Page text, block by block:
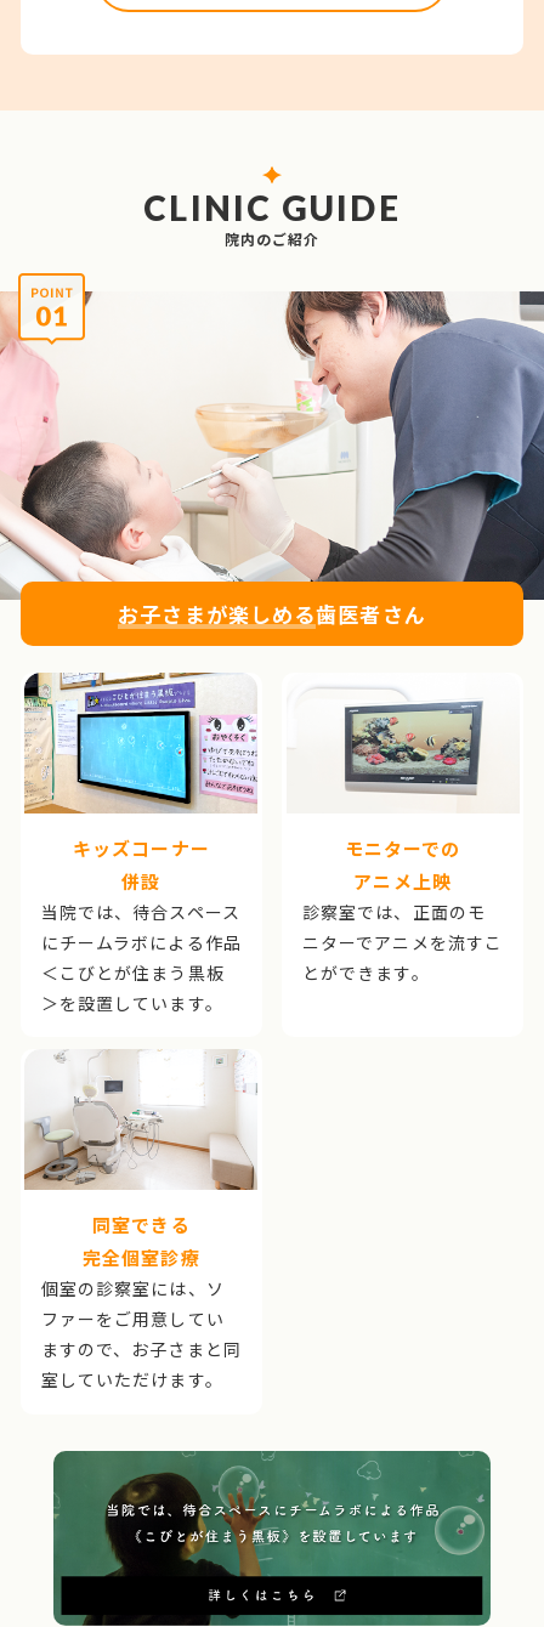
CLINIC GUIDE
院内のご紹介
お子さまが楽しめる歯医者さん
キッズコーナー
併設
当院では、待合スペース
にチームラボによる作品
＜こびとが住まう黒板
＞を設置しています。
モニターでの
アニメ上映
診察室では、正面のモ
ニターでアニメを流すこ
とができます。
同室できる
完全個室診療
個室の診察室には、ソ
ファーをご用意してい
ますので、お子さまと同
室していただけます。